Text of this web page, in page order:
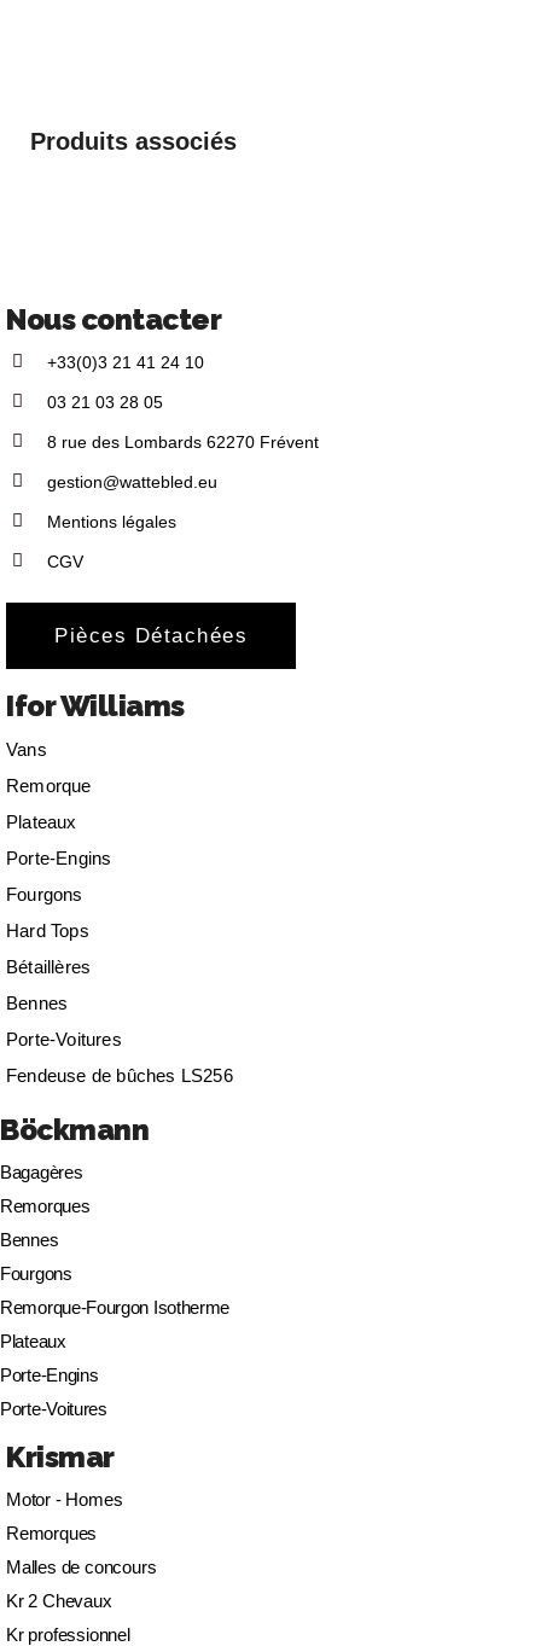
Produits associés
Nous contacter
+33(0)3 21 41 24 10
03 21 03 28 05
8 rue des Lombards 62270 Frévent
gestion@wattebled.eu
Mentions légales
CGV
Pièces Détachées
Ifor Williams
Vans
Remorque
Plateaux
Porte-Engins
Fourgons
Hard Tops
Bétaillères
Bennes
Porte-Voitures
Fendeuse de bûches LS256
Böckmann
Bagagères
Remorques
Bennes
Fourgons
Remorque-Fourgon Isotherme
Plateaux
Porte-Engins
Porte-Voitures
Krismar
Motor - Homes
Remorques
Malles de concours
Kr 2 Chevaux
Kr professionnel